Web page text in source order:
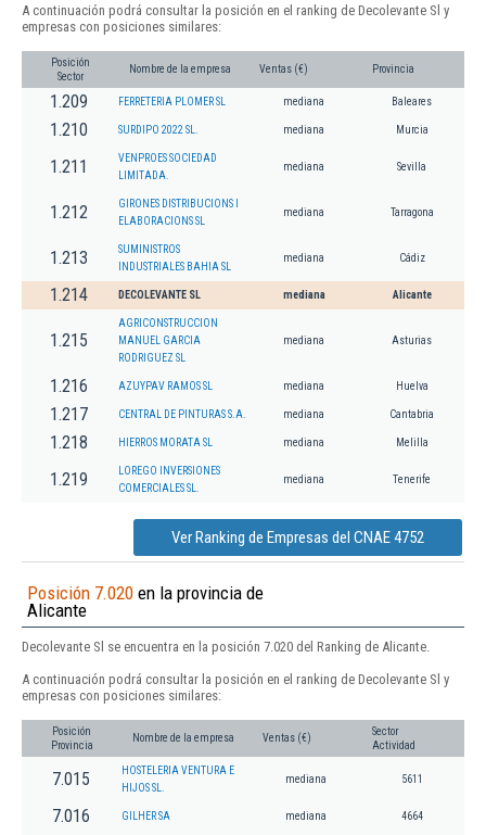
A continuación podrá consultar la posición en el ranking de Decolevante Sl y
empresas con posiciones similares:
Posición
Sector
Nombre de la empresa Ventas (€) Provincia
1.209 FERRETERIA PLOMER SL mediana Baleares
1.210 SURDIPO 2022 SL. mediana Murcia
1.211
VENPROES SOCIEDAD
LIMITADA.
mediana Sevilla
1.212
GIRONES DISTRIBUCIONS I
ELABORACIONS SL
mediana Tarragona
1.213
SUMINISTROS
INDUSTRIALES BAHIA SL
mediana Cádiz
1.214 DECOLEVANTE SL mediana Alicante
1.215
AGRICONSTRUCCION
MANUEL GARCIA
RODRIGUEZ SL
mediana Asturias
1.216 AZUYPAV RAMOS SL mediana Huelva
1.217 CENTRAL DE PINTURAS S.A. mediana Cantabria
1.218 HIERROS MORATA SL mediana Melilla
1.219
LOREGO INVERSIONES
COMERCIALES SL.
mediana Tenerife
Ver Ranking de Empresas del CNAE 4752
Posición 7.020 en la provincia de
Alicante
Decolevante Sl se encuentra en la posición 7.020 del Ranking de Alicante.
A continuación podrá consultar la posición en el ranking de Decolevante Sl y
empresas con posiciones similares:
Posición
Provincia
Nombre de la empresa Ventas (€)
Sector
Actividad
7.015
HOSTELERIA VENTURA E
HIJOS SL.
mediana 5611
7.016 GILHER SA mediana 4664